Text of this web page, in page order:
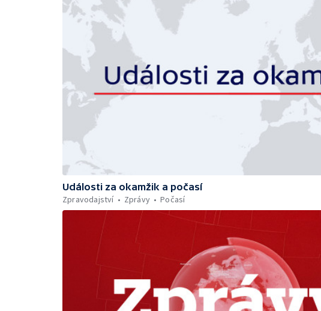
Události za okamžik a počasí
Zpravodajství
Zprávy Počasí